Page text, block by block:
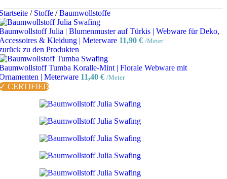
/ Stoffe / Baumwollstoffe
Julia | Blumenmuster auf Türkis | Webware für Deko,
& Kleidung | Meterware 11,90 € /Meter
zu den Produkten
Tumba Koralle-Mint | Florale Webware mit
| Meterware 11,40 € /Meter
CERTIFIED